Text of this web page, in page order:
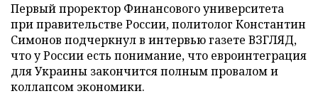
Первый проректор Финансового университета
при правительстве России, политолог Константин
Симонов подчеркнул в интервью газете ВЗГЛЯД,
что у России есть понимание, что евроинтеграция
для Украины закончится полным провалом и
коллапсом экономики.